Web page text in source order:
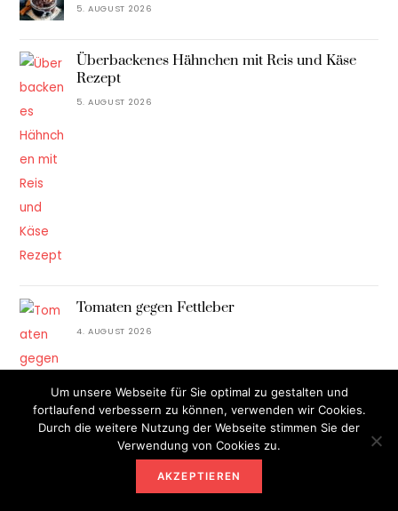
5. AUGUST 2026
Überbackenes Hähnchen mit Reis und Käse
Rezept
5. AUGUST 2026
Tomaten gegen Fettleber
4. AUGUST 2026
Rote-Bete-Salat mit Walnüssen, Dill und
Um unsere Webseite für Sie optimal zu gestalten und
fortlaufend verbessern zu können, verwenden wir Cookies.
Durch die weitere Nutzung der Webseite stimmen Sie der
Verwendung von Cookies zu.
AKZEPTIEREN